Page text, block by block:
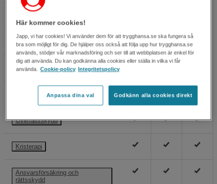
Skyfall, storm och snösmältning
När något går sönder
Reseförsäkring
Överfallsskydd
Kristerapi
Ansvarsförsäkring och
rättsskydd
Här kommer cookies!
Japp, vi har cookies! Vi använder dem för att trygghansa.se ska fungera så
bra som möjligt för dig. De hjälper oss också att följa upp hur trygghansa.se
används, stödjer vår marknadsföring och ser till att webbplatsen är enkel för
dig att använda. Du kan godkänna alla cookies eller ställa in vilka vi får
använda.
Cookie-policy Integritetspolicy
Anpassa dina val Godkänn alla cookies direkt